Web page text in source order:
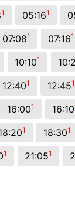
1 05:161
07:081 07:161
10:101
12:401 12:451
16:001 16:10
1 18:301
1 21:051